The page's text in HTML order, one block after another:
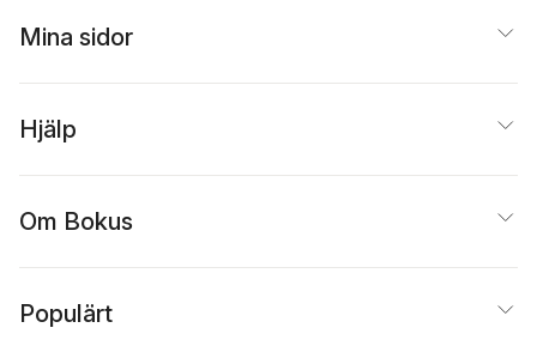
Mina sidor
Hjälp
Om Bokus
Populärt